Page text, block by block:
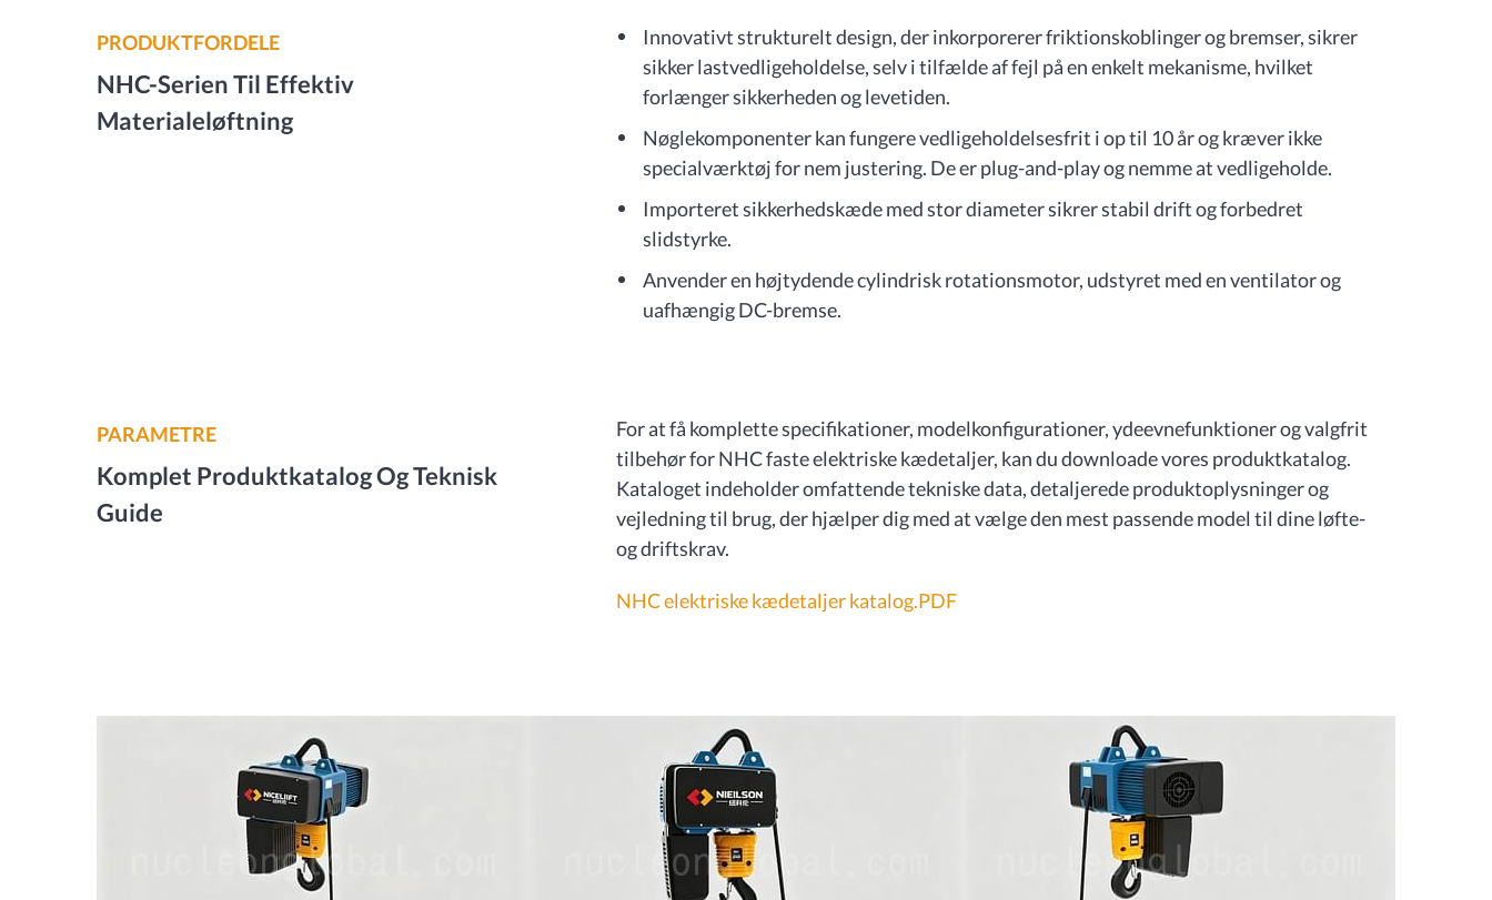
PRODUKTFORDELE
NHC-Serien Til Effektiv
Materialeløftning
Innovativt strukturelt design, der inkorporerer friktionskoblinger og bremser, sikrer
sikker lastvedligeholdelse, selv i tilfælde af fejl på en enkelt mekanisme, hvilket
forlænger sikkerheden og levetiden.
Nøglekomponenter kan fungere vedligeholdelsesfrit i op til 10 år og kræver ikke
specialværktøj for nem justering. De er plug-and-play og nemme at vedligeholde.
Importeret sikkerhedskæde med stor diameter sikrer stabil drift og forbedret
slidstyrke.
Anvender en højtydende cylindrisk rotationsmotor, udstyret med en ventilator og
uafhængig DC-bremse.
PARAMETRE
Komplet Produktkatalog Og Teknisk
Guide
For at få komplette specifikationer, modelkonfigurationer, ydeevnefunktioner og valgfrit
tilbehør for NHC faste elektriske kædetaljer, kan du downloade vores produktkatalog.
Kataloget indeholder omfattende tekniske data, detaljerede produktoplysninger og
vejledning til brug, der hjælper dig med at vælge den mest passende model til dine løfte-
og driftskrav.
NHC elektriske kædetaljer katalog.PDF